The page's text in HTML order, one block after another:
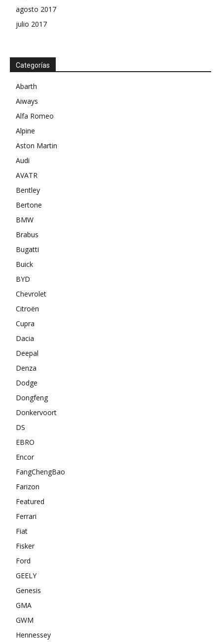
agosto 2017
julio 2017
Categorías
Abarth
Aiways
Alfa Romeo
Alpine
Aston Martin
Audi
AVATR
Bentley
Bertone
BMW
Brabus
Bugatti
Buick
BYD
Chevrolet
Citroën
Cupra
Dacia
Deepal
Denza
Dodge
Dongfeng
Donkervoort
DS
EBRO
Encor
FangChengBao
Farizon
Featured
Ferrari
Fiat
Fisker
Ford
GEELY
Genesis
GMA
GWM
Hennessey